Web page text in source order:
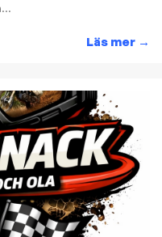
Läs mer →